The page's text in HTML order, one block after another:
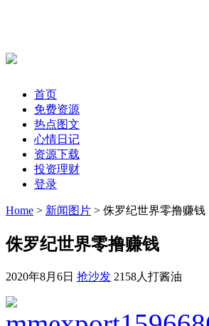
首页
免费资源
热点图文
心情日记
资源下载
投资理财
登录
Home > 新闻图片 > 侏罗纪世界零撸赚钱
侏罗纪世界零撸赚钱
2020年8月6日 抢沙发 2158人打酱油